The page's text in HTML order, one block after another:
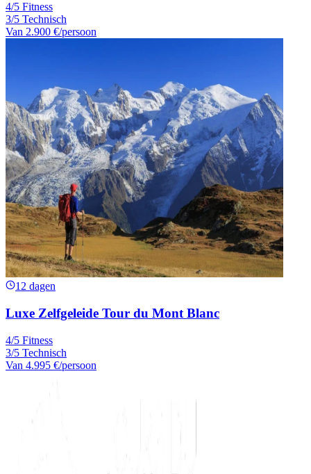
4/5 Fitness
3/5 Technisch
Van 2.900 €/persoon
12 dagen
Luxe Zelfgeleide Tour du Mont Blanc
4/5 Fitness
3/5 Technisch
Van 4.995 €/persoon